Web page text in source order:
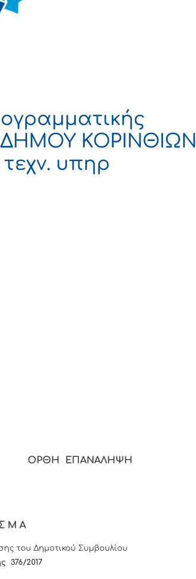
ΔΗΜΟΥ ΚΟΡΙΝΘΙΩΝ
υπηρ
ΟΡΘΗ ΕΠΑΝΑΛΗΨΗ
του Δημοτικού Συμβουλίου
376/2017